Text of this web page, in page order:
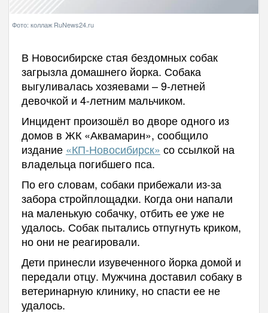
Фото: коллаж RuNews24.ru
В Новосибирске стая бездомных собак
загрызла домашнего йорка. Собака
выгуливалась хозяевами – 9-летней
девочкой и 4-летним мальчиком.
Инцидент произошёл во дворе одного из
домов в ЖК «Аквамарин», сообщило
издание «КП-Новосибирск» со ссылкой на
владельца погибшего пса.
По его словам, собаки прибежали из-за
забора стройплощадки. Когда они напали
на маленькую собачку, отбить ее уже не
удалось. Собак пытались отпугнуть криком,
но они не реагировали.
Дети принесли изувеченного йорка домой и
передали отцу. Мужчина доставил собаку в
ветеринарную клинику, но спасти ее не
удалось.